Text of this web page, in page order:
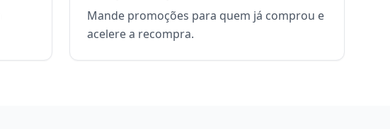
Mande promoções para quem já comprou e
acelere a recompra.